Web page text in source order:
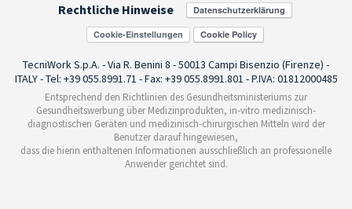
Rechtliche Hinweise
Cookie-Einstellungen
TecniWork S.p.A. - Via R. Benini 8 - 50013 Campi Bisenzio (Firenze) -
ITALY - Tel: +39 055.8991.71 - Fax: +39 055.8991.801 - P.IVA: 01812000485
Entsprechend den Richtlinien des Gesundheitsministeriums zur
Gesundheitswerbung über Medizinprodukten, in-vitro medizinisch-
diagnostischen Geräten und medizinisch-chirurgischen Mitteln wird der
Benutzer darauf hingewiesen,
dass die hierin enthaltenen Informationen ausschließlich an professionelle
Anwender gerichtet sind.